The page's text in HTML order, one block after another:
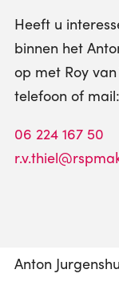
Heeft u
binnen het
op met Roy
telefoon of mail:
06 224 167 50
Anton